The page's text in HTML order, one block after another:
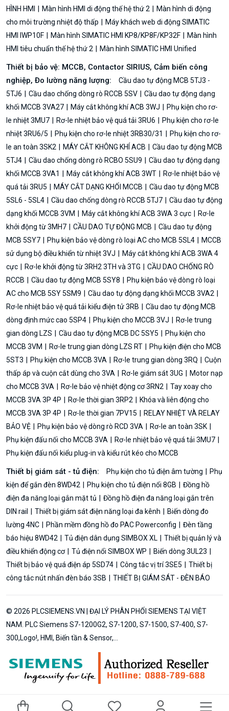
HÌNH HMI
Màn hình HMI di động thế hệ thứ 2
Màn hình di động
cho môi trường nhiệt độ thấp
Máy khách web di động SIMATIC
HMI IWP10F
Màn hình SIMATIC HMI KP8/KP8F/KP32F
Màn hình
HMI tiêu chuẩn thế hệ thứ 2
Màn hình SIMATIC HMI Unified
Thiết bị bảo vệ: MCCB, Contactor SIRIUS, Cảm biến công
nghiệp, Đo lường năng lượng:
Cầu dao tự động MCB 5TJ3 -
5TJ6
Cầu dao chống dòng rò RCCB 5SV
Cầu dao tự động dạng
khối MCCB 3VA27
Máy cắt không khí ACB 3WJ
Phụ kiện cho rơ-
le nhiệt 3MU7
Rơ-le nhiệt bảo vệ quá tải 3RU6
Phụ kiện cho rơ-le
nhiệt 3RU6/5
Phụ kiện cho rơ-le nhiệt 3RB30/31
Phụ kiện cho rơ-
le an toàn 3SK2
MÁY CẮT KHÔNG KHÍ ACB
Cầu dao tự động MCB
5TJ4
Cầu dao chống dòng rò RCBO 5SU9
Cầu dao tự động dạng
khối MCCB 3VA1
Máy cắt không khí ACB 3WT
Rơ-le nhiệt bảo vệ
quá tải 3RU5
MÁY CẮT DẠNG KHỐI MCCB
Cầu dao tự động MCB
5SL6 - 5SL4
Cầu dao chống dòng rò RCCB 5TJ7
Cầu dao tự động
dạng khối MCCB 3VM
Máy cắt không khí ACB 3WA 3 cực
Rơ-le
khởi động từ 3MH7
CẦU DAO TỰ ĐỘNG MCB
Cầu dao tự động
MCB 5SY7
Phụ kiện bảo vệ dòng rò loại AC cho MCB 5SL4
MCCB
sử dụng bộ điều khiển từ nhiệt 3VJ
Máy cắt không khí ACB 3WA 4
cực
Rơ-le khởi động từ 3RH2 3TH và 3TG
CẦU DAO CHỐNG RÒ
RCCB
Cầu dao tự động MCB 5SY8
Phụ kiện bảo vệ dòng rò loại
AC cho MCB 5SY 5SM9
Cầu dao tự động dạng khối MCCB 3VA2
Rơ-le nhiệt bảo vệ quá tải kiểu điện tử 3RB
Cầu dao tự động MCB
dòng định mức cao 5SP4
Phụ kiện cho MCCB 3VJ
Rơ-le trung
gian dòng LZS
Cầu dao tự động MCB DC 5SY5
Phụ kiện cho
MCCB 3VM
Rơ-le trung gian dòng LZS RT
Phụ kiện điện cho MCB
5ST3
Phụ kiện cho MCCB 3VA Rơ-le trung gian dòng 3RQ
Cuộn
thấp áp và cuộn cắt dùng cho 3VA
Rơ-le giám sát 3UG
Motor nạp
cho MCCB 3VA
Rơ-le bảo vệ nhiệt động cơ 3RN2
Tay xoay cho
MCCB 3VA 3P 4P
Rơ-le thời gian 3RP2
Khóa và liên động cho
MCCB 3VA 3P 4P
Rơ-le thời gian 7PV15
RELAY NHIỆT VÀ RELAY
BẢO VỆ
Phụ kiện bảo vệ dòng rò RCD 3VA
Rơ-le an toàn 3SK
Phụ kiện đấu nối cho MCCB 3VA
Rơ-le nhiệt bảo vệ quá tải 3MU7
Phụ kiện đấu nối kiểu plug-in và kiểu rút kéo cho MCCB
Thiết bị giám sát - tủ điện: Phụ kiện cho tủ điện âm tường
Phụ
kiện để gắn đèn 8WD42
Phụ kiện cho tủ điện nổi 8GB
Đồng hồ
điện đa năng loại gắn mặt tủ
Đồng hồ điện đa năng loại gắn trên
DIN rail
Thiết bị giám sát điện năng loại đa kênh
Biến dòng đo
lường 4NC
Phần mềm đồng hồ đo PAC Powerconfig
Đèn tầng
báo hiệu 8WD42
Tủ điện dân dụng SIMBOX XL
Thiết bị quản lý và
điều khiển động cơ
Tủ điện nổi SIMBOX WP
Biến dòng 3UL23
Thiết bị bảo vệ quá điện áp 5SD74
Công tắc vị trí 3SE5
Thiết bị
công tắc nút nhấn đèn báo 3SB
THIẾT BỊ GIÁM SÁT - ĐÈN BÁO
© 2026 PLCSIEMENS.VN | ĐẠI LÝ PHÂN PHỐI SIEMENS TẠI VIỆT
NAM. PLC Siemens S7-1200G2, S7-1200, S7-1500, S7-400, S7-
300,Logo!, HMI, Biến tần & Sensor,...